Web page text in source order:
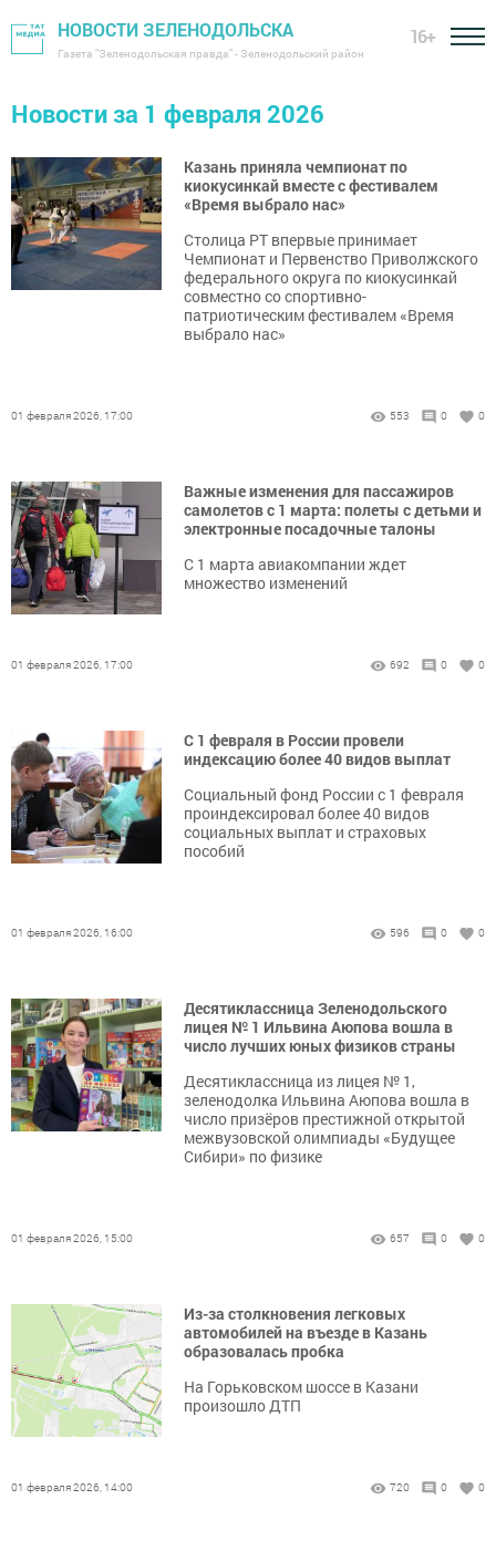
НОВОСТИ ЗЕЛЕНОДОЛЬСКА
Газета "Зеленодольская правда" - Зеленодольский район
16+
Новости за 1 февраля 2026
Казань приняла чемпионат по
киокусинкай вместе с фестивалем
«Время выбрало нас»
Столица РТ впервые принимает
Чемпионат и Первенство Приволжского
федерального округа по киокусинкай
совместно со спортивно-
патриотическим фестивалем «Время
выбрало нас»
01 февраля 2026, 17:00 553 0 0
Важные изменения для пассажиров
самолетов с 1 марта: полеты с детьми и
электронные посадочные талоны
С 1 марта авиакомпании ждет
множество изменений
01 февраля 2026, 17:00 692 0 0
С 1 февраля в России провели
индексацию более 40 видов выплат
Социальный фонд России с 1 февраля
проиндексировал более 40 видов
социальных выплат и страховых
пособий
01 февраля 2026, 16:00 596 0 0
Десятиклассница Зеленодольского
лицея № 1 Ильвина Аюпова вошла в
число лучших юных физиков страны
Десятиклассница из лицея № 1,
зеленодолка Ильвина Аюпова вошла в
число призёров престижной открытой
межвузовской олимпиады «Будущее
Сибири» по физике
01 февраля 2026, 15:00 657 0 0
Из-за столкновения легковых
автомобилей на въезде в Казань
образовалась пробка
На Горьковском шоссе в Казани
произошло ДТП
01 февраля 2026, 14:00 720 0 0